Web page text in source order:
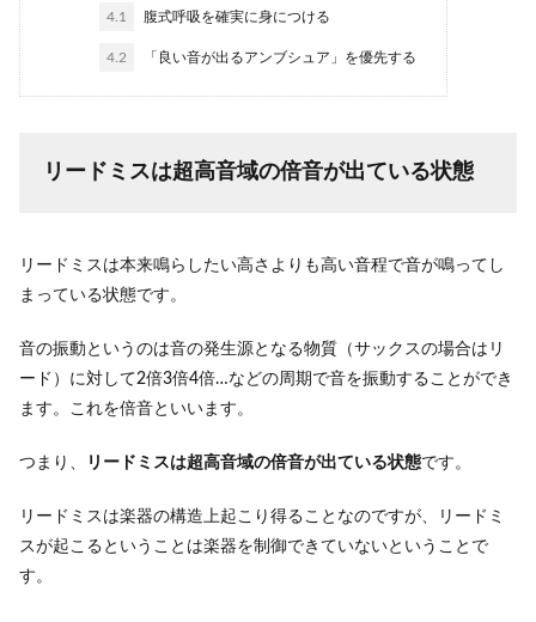
4.1 腹式呼吸を確実に身につける
4.2 「良い音が出るアンブシュア」を優先する
リードミスは超高音域の倍音が出ている状態
リードミスは本来鳴らしたい高さよりも高い音程で音が鳴ってし
まっている状態です。
音の振動というのは音の発生源となる物質（サックスの場合はリ
ード）に対して2倍3倍4倍…などの周期で音を振動することができ
ます。これを倍音といいます。
つまり、 リードミスは超高音域の倍音が出ている状態です。
リードミスは楽器の構造上起こり得ることなのですが、リードミ
スが起こるということは楽器を制御できていないということで
す。